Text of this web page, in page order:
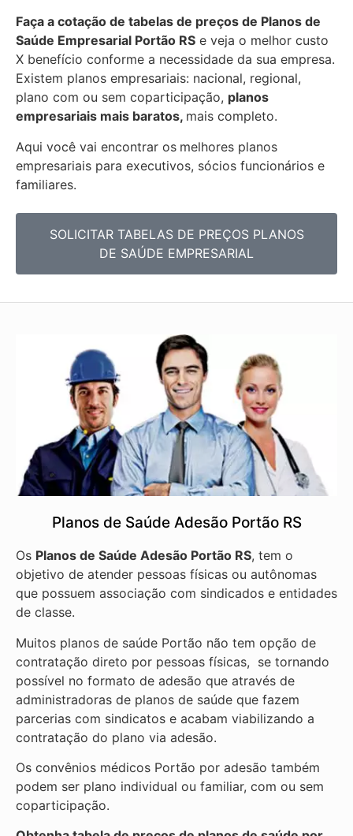
Faça a cotação de tabelas de preços de Planos de
Saúde Empresarial Portão RS e veja o melhor custo
X benefício conforme a necessidade da sua empresa.
Existem planos empresariais: nacional, regional,
plano com ou sem coparticipação, planos
empresariais mais baratos, mais completo.
Aqui você vai encontrar os melhores planos
empresariais para executivos, sócios funcionários e
familiares.
SOLICITAR TABELAS DE PREÇOS PLANOS
DE SAÚDE EMPRESARIAL
Planos de Saúde Adesão Portão RS
Os Planos de Saúde Adesão Portão RS, tem o
objetivo de atender pessoas físicas ou autônomas
que possuem associação com sindicados e entidades
de classe.
Muitos planos de saúde Portão não tem opção de
contratação direto por pessoas físicas, se tornando
possível no formato de adesão que através de
administradoras de planos de saúde que fazem
parcerias com sindicatos e acabam viabilizando a
contratação do plano via adesão.
Os convênios médicos Portão por adesão também
podem ser plano individual ou familiar, com ou sem
coparticipação.